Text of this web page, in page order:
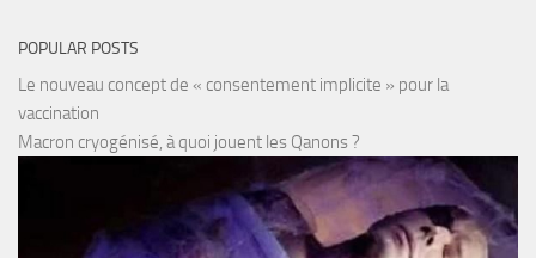
POPULAR POSTS
Le nouveau concept de « consentement implicite » pour la
vaccination
Macron cryogénisé, à quoi jouent les Qanons ?